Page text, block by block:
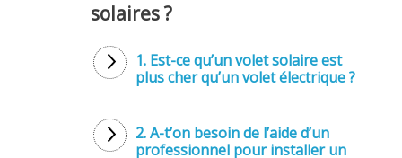
solaires ?
1. Est-ce qu’un volet solaire est
plus cher qu’un volet électrique ?
2. A-t’on besoin de l’aide d’un
professionnel pour installer un